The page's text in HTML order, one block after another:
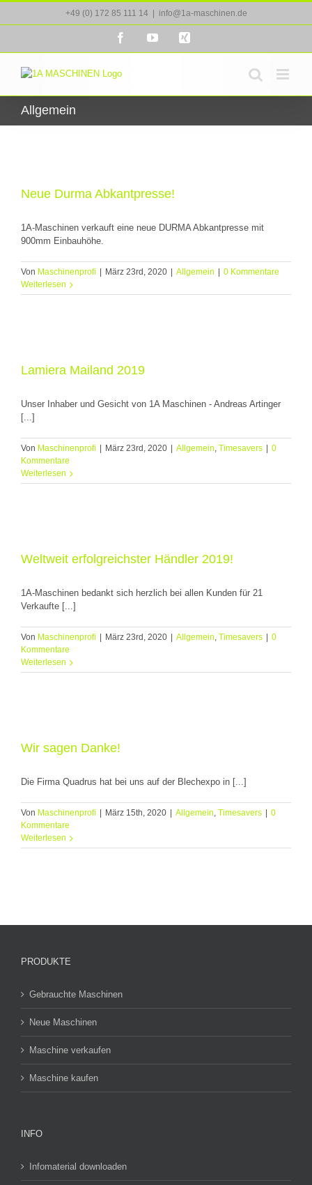
+49 (0) 172 85 111 14 info@1a-maschinen.de
FacebookYouTube
Allgemein
Neue Durma Abkantpresse!
1A-Maschinen verkauft eine neue DURMA Abkantpresse mit
900mm Einbauhöhe.
Von Maschinenprofi März 23rd, 2020 Allgemein
0 Kommentare
Weiterlesen
Lamiera Mailand 2019
Unser Inhaber und Gesicht von 1A Maschinen - Andreas Artinger
[...]
Von Maschinenprofi März 23rd, 2020 Allgemein, Timesavers
0
Kommentare
Weiterlesen
Weltweit erfolgreichster Händler 2019!
1A-Maschinen bedankt sich herzlich bei allen Kunden für 21
Verkaufte [...]
Von Maschinenprofi März 23rd, 2020 Allgemein, Timesavers
0
Kommentare
Weiterlesen
Wir sagen Danke!
Die Firma Quadrus hat bei uns auf der Blechexpo in [...]
Von Maschinenprofi März 15th, 2020 Allgemein, Timesavers
0
Kommentare
Weiterlesen
PRODUKTE
Gebrauchte Maschinen
Neue Maschinen
Maschine verkaufen
Maschine kaufen
INFO
Infomaterial downloaden